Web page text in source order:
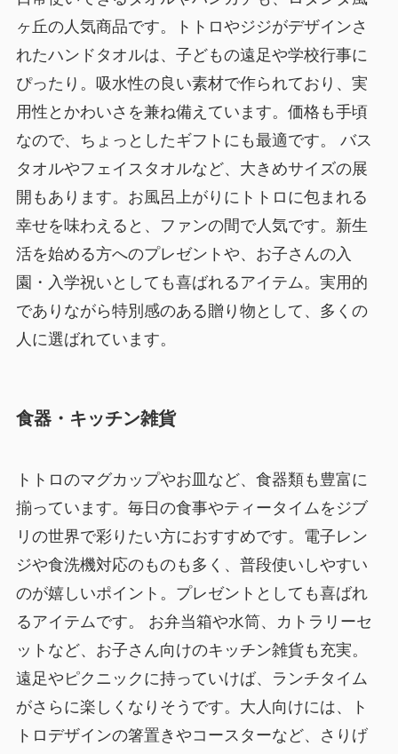
ヶ丘の人気商品です。トトロやジジがデザインさ
れたハンドタオルは、子どもの遠足や学校行事に
ぴったり。吸水性の良い素材で作られており、実
用性とかわいさを兼ね備えています。価格も手頃
なので、ちょっとしたギフトにも最適です。 バス
タオルやフェイスタオルなど、大きめサイズの展
開もあります。お風呂上がりにトトロに包まれる
幸せを味わえると、ファンの間で人気です。新生
活を始める方へのプレゼントや、お子さんの入
園・入学祝いとしても喜ばれるアイテム。実用的
でありながら特別感のある贈り物として、多くの
人に選ばれています。
食器・キッチン雑貨
トトロのマグカップやお皿など、食器類も豊富に
揃っています。毎日の食事やティータイムをジブ
リの世界で彩りたい方におすすめです。電子レン
ジや食洗機対応のものも多く、普段使いしやすい
のが嬉しいポイント。プレゼントとしても喜ばれ
るアイテムです。 お弁当箱や水筒、カトラリーセ
ットなど、お子さん向けのキッチン雑貨も充実。
遠足やピクニックに持っていけば、ランチタイム
がさらに楽しくなりそうです。大人向けには、ト
トロデザインの箸置きやコースターなど、さりげ